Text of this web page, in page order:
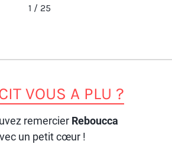
1 / 25
VOUS A PLU ?
remercier Reboucca
un petit cœur !